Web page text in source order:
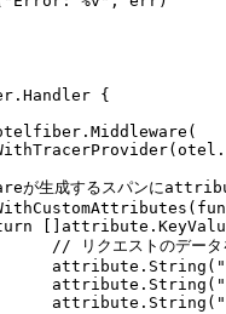
. Handler {
. Middleware (
( otel .
が生成するスパンに
(
attribute .
// リクエストのデ
				attribute
. String (
				attribute
. String (
				attribute
. String (